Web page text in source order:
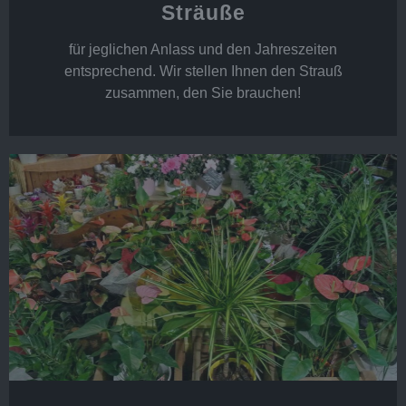
Sträuße
für jeglichen Anlass und den Jahreszeiten
entsprechend. Wir stellen Ihnen den Strauß
zusammen, den Sie brauchen!